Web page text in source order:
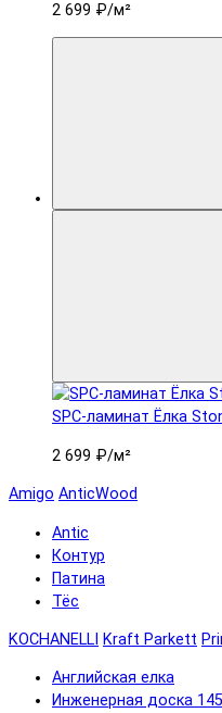
2 699 ₽/м²
SPC-ламинат Ëлка
2 699 ₽/м²
Amigo AnticWood
Antic
Контур
Патина
Тёс
KOCHANELLI Kraft Parkett
Английская елка
Инженерная доска